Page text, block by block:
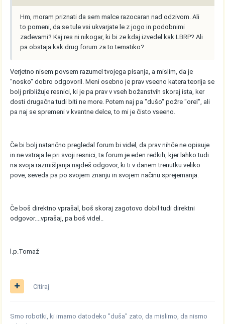
Hm, moram priznati da sem malce razocaran nad odzivom. Ali
to pomeni, da se tule vsi ukvarjate le z jogo in podobnimi
zadevami? Kaj res ni nikogar, ki bi ze kdaj izvedel kak LBRP? Ali
pa obstaja kak drug forum za to tematiko?
Verjetno nisem povsem razumel tvojega pisanja, a mislim, da je
"nosko" dobro odgovoril. Meni osebno je prav vseeno katera teorija se
bolj približuje resnici, ki je pa prav v vseh božanstvih skoraj ista, ker
dosti drugačna tudi biti ne more. Potem naj pa "dušo" požre "orel", ali
pa naj se spremeni v kvantne delce, to mi je čisto vseeno.
Če bi bolj natančno pregledal forum bi videl, da prav nihče ne opisuje
in ne vstraja le pri svoji resnici, ta forum je eden redkih, kjer lahko tudi
na svoja razmišljanja najdeš odgovor, ki ti v danem trenutku veliko
pove, seveda pa po svojem znanju in svojem načinu sprejemanja.
Če boš direktno vprašal, boš skoraj zagotovo dobil tudi direktni
odgovor....vprašaj, pa boš videl..
l.p.Tomaž
Citiraj
Smo robotki, ki imamo datodeko "duša" zato, da mislimo, da nismo